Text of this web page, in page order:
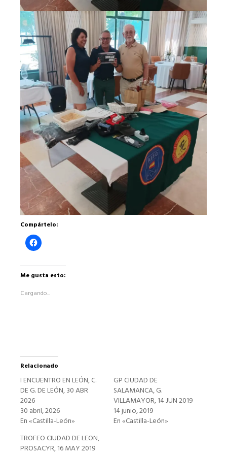
Compártelo:
Haz
clic
en
Facebook
en
Me gusta esto:
Cargando...
Relacionado
I ENCUENTRO EN LEÓN, C.
DE G. DE LEÓN, 30 ABR
2026
30 abril, 2026
En «Castilla-León»
GP CIUDAD DE
SALAMANCA, G.
VILLAMAYOR, 14 JUN 2019
14 junio, 2019
En «Castilla-León»
TROFEO CIUDAD DE LEON,
PROSACYR, 16 MAY 2019